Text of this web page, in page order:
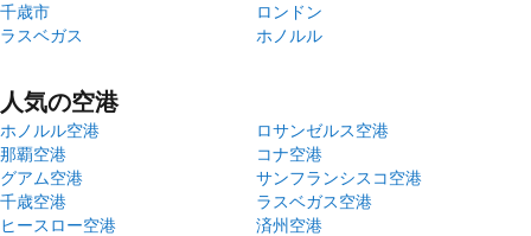
千歳市
ロンドン
ラスベガス
ホノルル
人気の空港
ホノルル空港
ロサンゼルス空港
那覇空港
コナ空港
グアム空港
サンフランシスコ空港
千歳空港
ラスベガス空港
ヒースロー空港
済州空港